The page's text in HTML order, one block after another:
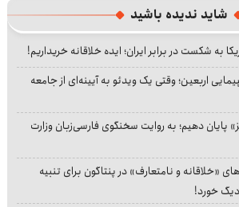
شاید ندیده باشید
به شکست در برابر ایران؛ ایده خلاقانه خریداریم!
اربعین؛ وقتی یک ویدئو به آیینه‌ای از جامعه
دهیم؛ به روایت سخنگوی فارسی‌زبان وزارت
«خلاقانه و نامتعارف» در پنتاگون برای تنبیه
دیگ خورد!